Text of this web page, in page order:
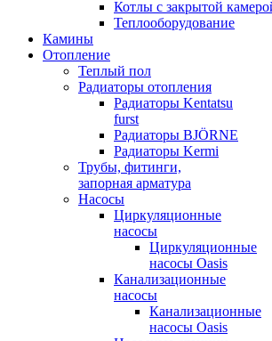
Котлы с закрытой
Теплооборудование
Камины
Отопление
Теплый пол
Радиаторы отопления
Радиаторы Kentatsu
furst
Радиаторы BJÖRNE
Радиаторы Kermi
Трубы, фитинги,
запорная арматура
Насосы
Циркуляционные
насосы
Циркуляционные
насосы Oasis
Канализационные
насосы
Канализационные
насосы Oasis